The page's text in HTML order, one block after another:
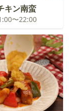
キン南蛮
〜22:00